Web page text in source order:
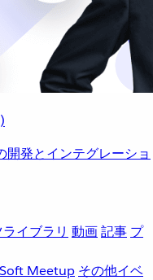
発とインテグレーショ
イブラリ 動画記事 プ
Meetup その他イベ